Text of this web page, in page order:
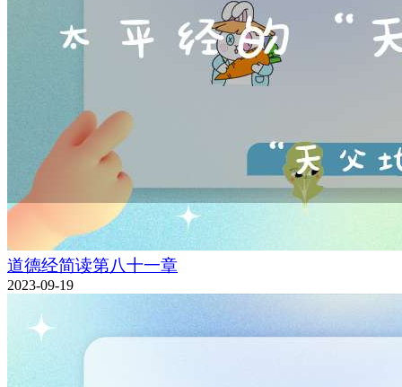
道德经简读第八十一章
2023-09-19